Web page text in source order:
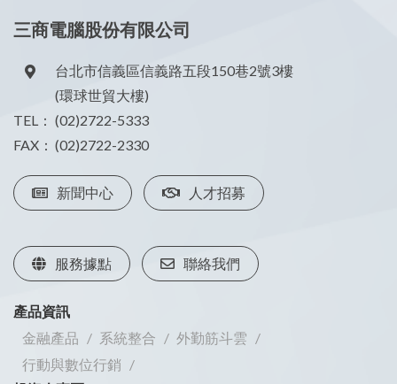
三商電腦股份有限公司
台北市信義區信義路五段150巷2號3樓
(環球世貿大樓)
TEL： (02)2722-5333
FAX： (02)2722-2330
新聞中心 人才招募
服務據點 聯絡我們
產品資訊
金融產品
系統整合
外勤筋斗雲
行動與數位行銷